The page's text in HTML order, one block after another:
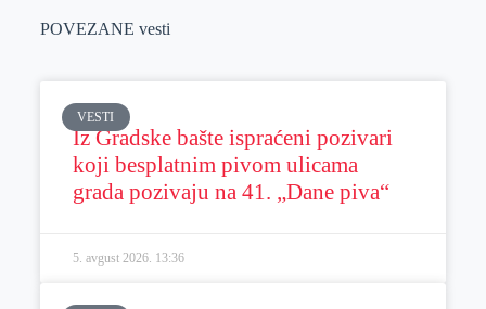
POVEZANE vesti
VESTI
Iz Gradske bašte ispraćeni pozivari
koji besplatnim pivom ulicama
grada pozivaju na 41. „Dane piva“
5. avgust 2026. 13:36